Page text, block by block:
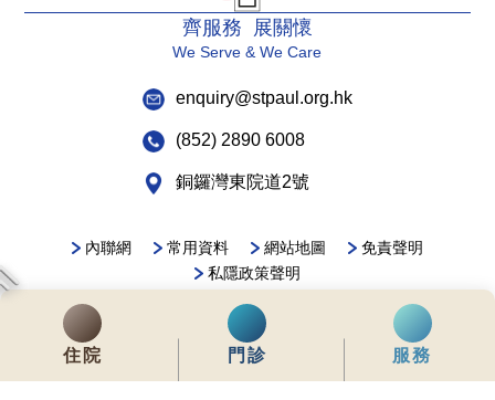
住院 門診 服務
齊服務 展關懷
We Serve & We Care
enquiry@stpaul.org.hk
(852) 2890 6008
銅鑼灣東院道2號
內聯網 常用資料 網站地圖
免責聲明
私隱政策聲明
版權所有 © 2026 聖保祿醫院 從未許可不得複製或轉載
本網站為響應式設計，建議使用Google Chrome，並將螢幕解析度設定為
1280x768px，以獲得最佳瀏覽效果。